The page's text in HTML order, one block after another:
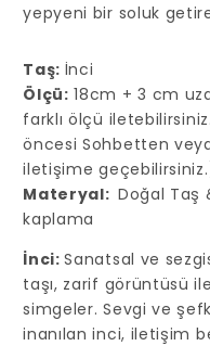
yepyeni bir soluk
Taş: İnci
Ölçü: 18cm + 3 cm
farklı ölçü
öncesi Sohbetten
iletişime
Materyal: Doğal Taş
kaplama
İnci:Sanatsal ve
taşı, zarif görüntüsü
simgeler. Sevgi ve
inanılan inci, iletişim